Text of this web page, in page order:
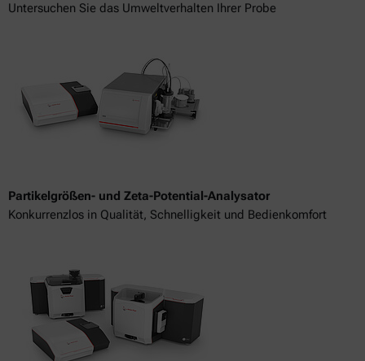
Untersuchen Sie das Umweltverhalten Ihrer Probe
Partikelgrößen- und Zeta-Potential-Analysator
Konkurrenzlos in Qualität, Schnelligkeit und Bedienkomfort